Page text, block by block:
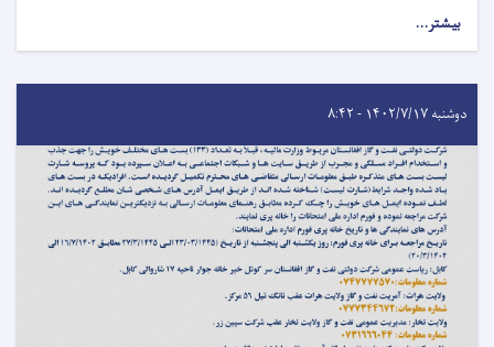
بیشتر...
دوشنبه ۱۴۰۲/۷/۱۷ - ۸:۴۲